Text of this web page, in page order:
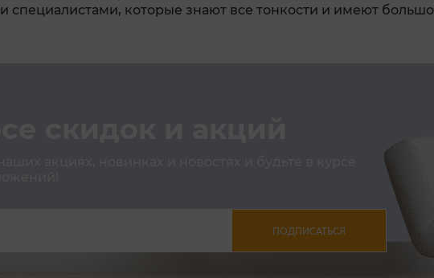
которые знают все тонкости и имеют
ПОДПИСАТЬСЯ